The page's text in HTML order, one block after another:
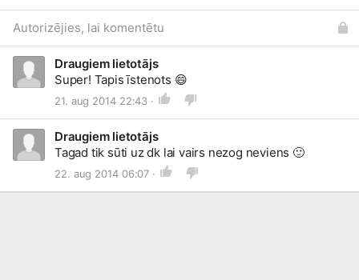
Autorizējies, lai komentētu
Draugiem lietotājs
Super! Tapis īstenots 😄
21. aug 2014 22:43 ·
Draugiem lietotājs
Tagad tik sūti uz dk lai vairs nezog neviens 🙂
22. aug 2014 06:07 ·